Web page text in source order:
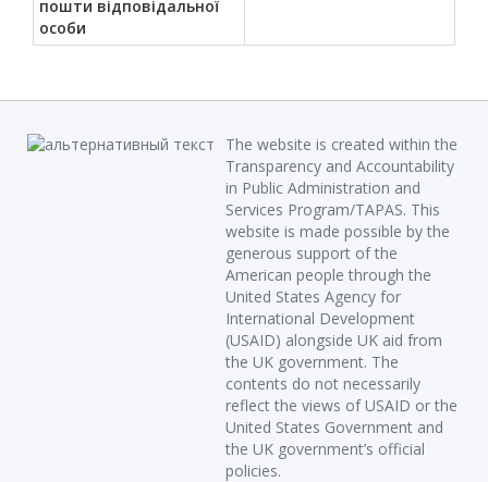
пошти відповідальної
особи
The website is created within the
Transparency and Accountability
in Public Administration and
Services Program/TAPAS. This
website is made possible by the
generous support of the
American people through the
United States Agency for
International Development
(USAID) alongside UK aid from
the UK government. The
contents do not necessarily
reflect the views of USAID or the
United States Government and
the UK government’s official
policies.